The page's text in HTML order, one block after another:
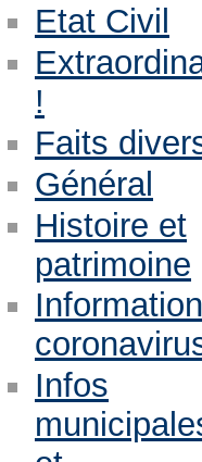
Etat Civil
!
Faits
Général
Histoire et
patrimoine
Information
Infos